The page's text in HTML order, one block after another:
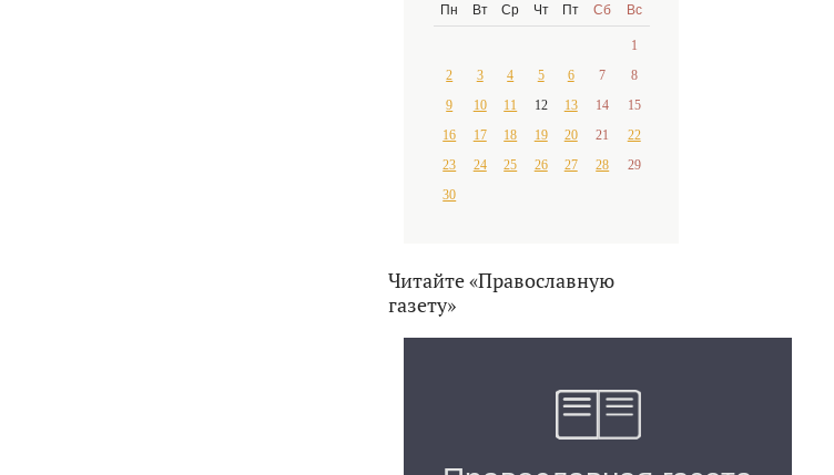
Пн Вт Ср Чт Пт Сб Вс
1
2
3 4 5 6 7
8
9
10 11 12 13 14
15
16
17 18 19 20 21
22
23
24 25 26 27 28
29
30
Читайте «Православную
газету»